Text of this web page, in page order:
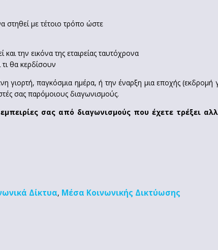
στηθεί με τέτοιο τρόπο ώστε
την εικόνα της εταιρείας ταυτόχρονα
θα κερδίσουν
γιορτή, παγκόσμια ημέρα, ή την έναρξη μια εποχής (εκδρομή
σας παρόμοιους διαγωνισμούς.
σας από διαγωνισμούς που έχετε τρέξει
Δίκτυα, Μέσα Κοινωνικής Δικτύωσης